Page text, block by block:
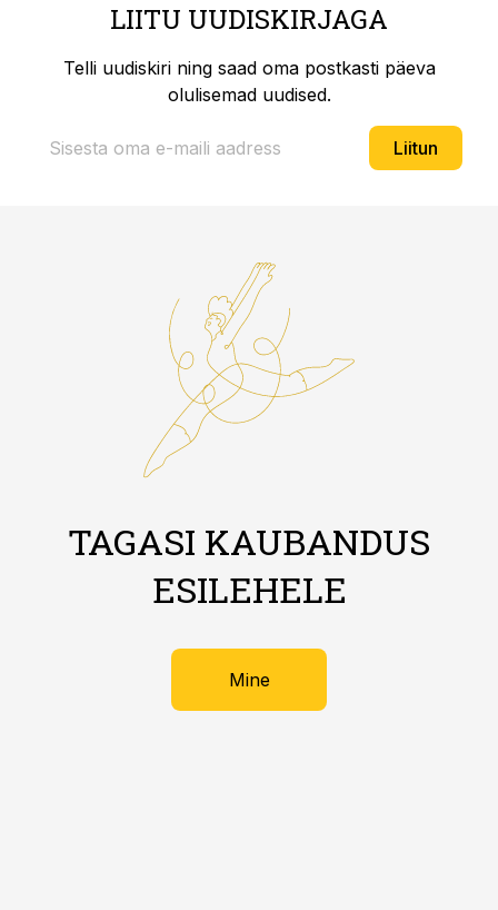
LIITU UUDISKIRJAGA
Telli uudiskiri ning saad oma postkasti päeva
olulisemad uudised.
Liitun
TAGASI KAUBANDUS
ESILEHELE
Mine